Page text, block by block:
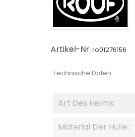
Artikel-Nr. ro01276156
Technische Daten
Art Des Helms:
Material Der Hülle: